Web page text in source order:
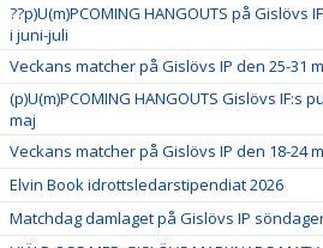
??p)U(m)PCOMING HANGOUTS på Gislövs
i juni-juli
Veckans matcher på Gislövs IP den 25-31
(p)U(m)PCOMING HANGOUTS Gislövs IF:s
maj
Veckans matcher på Gislövs IP den 18-24
Elvin Book idrottsledarstipendiat 2026
Matchdag damlaget på Gislövs IP